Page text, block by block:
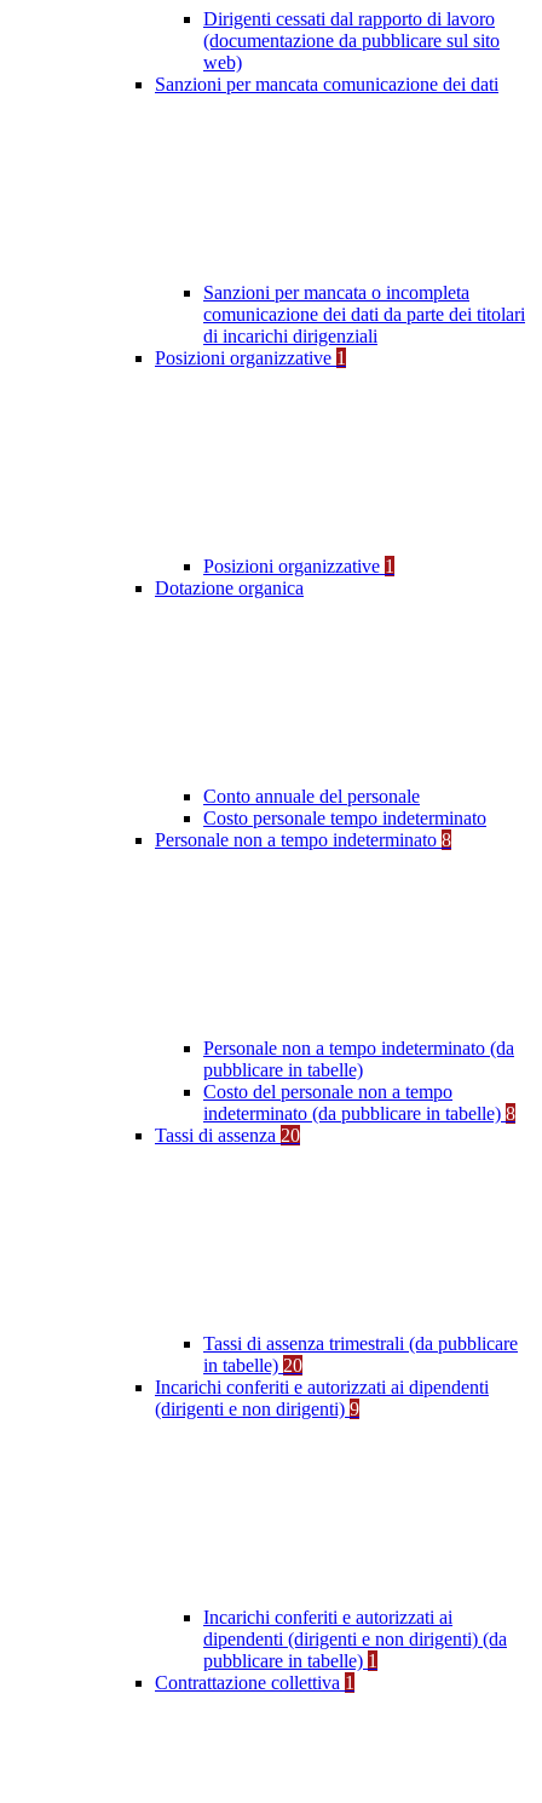
Dirigenti cessati dal rapporto di lavoro
(documentazione da pubblicare sul sito
web)
Sanzioni per mancata comunicazione dei dati
Sanzioni per mancata o incompleta
comunicazione dei dati da parte dei titolari
di incarichi dirigenziali
Posizioni organizzative 1
Posizioni organizzative 1
Dotazione organica
Conto annuale del personale
Costo personale tempo indeterminato
Personale non a tempo indeterminato 8
Personale non a tempo indeterminato (da
pubblicare in tabelle)
Costo del personale non a tempo
indeterminato (da pubblicare in tabelle) 8
Tassi di assenza 20
Tassi di assenza trimestrali (da pubblicare
in tabelle) 20
Incarichi conferiti e autorizzati ai dipendenti
(dirigenti e non dirigenti) 9
Incarichi conferiti e autorizzati ai
dipendenti (dirigenti e non dirigenti) (da
pubblicare in tabelle) 1
Contrattazione collettiva 1